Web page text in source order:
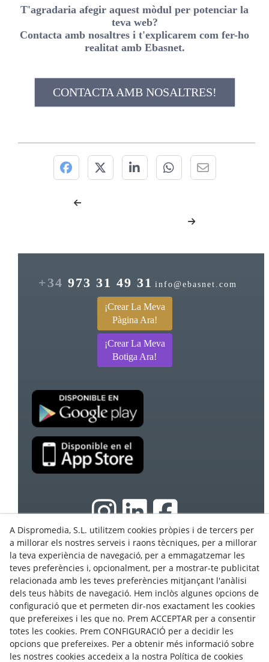
T'agradaria afegir aquest mòdul per potenciar la
teva web?
Contacta amb nosaltres i t'explicarem com fer-ho
realitat amb Ebasnet.
CONTACTA AMB NOSALTRES!
+34 973 31 49 31 info@ebasnet.com
¡Crear La Meva
Pàgina Ara!
¡Crear La Meva
Botiga Ara!
© 08/2026 Ebasnet - Dispromedia, SL - Tots els drets
reservats.
Avís Legal
Política de privacitat
Cookies
Programa Partners
A Dispromedia, S.L. utilitzem cookies pròpies i de tercers per
a millorar els nostres serveis i raons tècniques, per a millorar
la teva experiència de navegació, per a emmagatzemar les
teves preferències i, opcionalment, per a mostrar-te publicitat
relacionada amb les teves preferències mitjançant l'anàlisi
dels teus hàbits de navegació. Hem inclòs algunes opcions de
configuració que et permeten dir-nos exactament les cookies
que prefereixes i les que no. Prem ACCEPTAR per a consentir
totes les cookies. Prem CONFIGURACIÓ per a decidir les
opcions que prefereixes. Per a obtenir més informació sobre
les nostres cookies accedeix a la nostra Política de cookies